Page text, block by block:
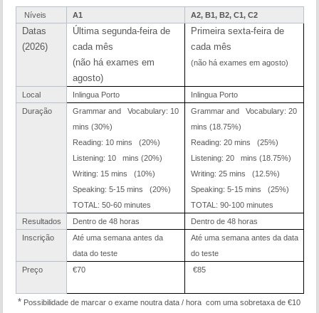
Níveis A1 A2, B1, B2, C1, C2
Datas
(2026)
Última segunda-feira de
cada mês
(não há exames em
agosto)
Primeira sexta-feira de
cada mês
(não há exames em agosto)
Local Inlingua Porto
Inlingua Porto
Duração
Grammar and Vocabulary: 10
mins (30%)
Reading: 10 mins (20%)
Listening: 10 mins (20%)
Writing: 15 mins (10%)
Speaking: 5-15 mins (20%)
TOTAL: 50-60 minutes
Grammar and Vocabulary: 20
mins (18.75%)
Reading: 20 mins (25%)
Listening: 20 mins (18.75%)
Writing: 25 mins (12.5%)
Speaking: 5-15 mins (25%)
TOTAL: 90-100 minutes
Resultados
Dentro de 48 horas
Dentro de 48 horas
Inscrição
Até uma semana antes da
data do teste
Até uma semana antes da data
do teste
Preço
€70 €85
* Possibilidade de marcar o exame noutra data / hora com uma sobretaxa de €10